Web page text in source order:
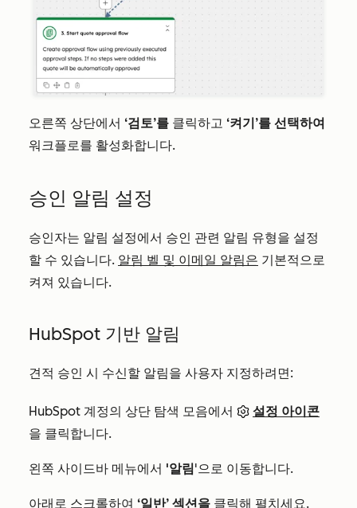
오른쪽 상단에서 ‘검토’를 클릭하고 ‘켜기’를 선택하여
워크플로를 활성화합니다.
승인 알림 설정
승인자는 알림 설정에서 승인 관련 알림 유형을 설정
할 수 있습니다. 알림 벨 및 이메일 알림은 기본적으로
켜져 있습니다.
HubSpot 기반 알림
견적 승인 시 수신할 알림을 사용자 지정하려면:
HubSpot 계정의 상단 탐색 모음에서
설정 아이콘
을 클릭합니다.
왼쪽 사이드바 메뉴에서 '알림'으로 이동합니다.
아래로 스크롤하여 ‘일반’ 섹션을 클릭해 펼치세요.